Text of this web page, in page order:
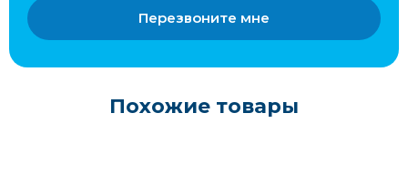
Перезвоните мне
Похожие товары